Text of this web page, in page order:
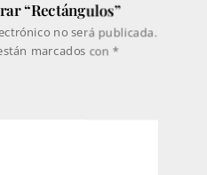
“Rectángulos”
no será publicada.
marcados con *